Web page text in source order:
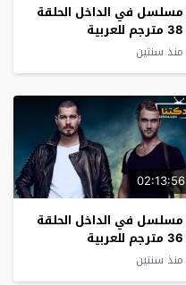
مسلسل في الداخل الحلقة
38 مترجم للعربية
منذ سنتين
02:13:56
مسلسل في الداخل الحلقة
36 مترجم للعربية
منذ سنتين